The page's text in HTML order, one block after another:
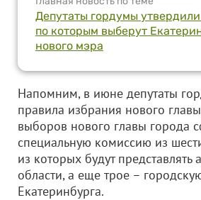
Депутаты гордумы
по которым выберут
нового мэра
Напомним, в июне депутаты
правила избрания нового
выборов нового главы города
специальную комиссию из
из которых будут
области, а еще трое –
Екатеринбурга.